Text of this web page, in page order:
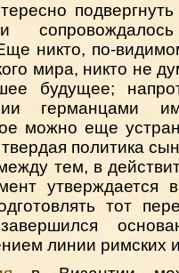
никто, по-
мира, никто не
будущее;
германцами
можно еще
политика
тем, в
утверждается
тот
линии римских